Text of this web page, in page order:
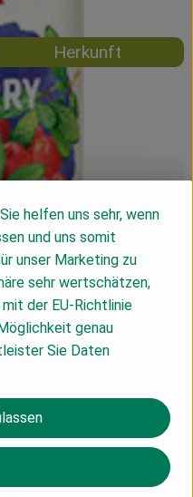
Herkunft
helfen uns sehr, wenn
und uns somit
unser Marketing zu
sehr wertschätzen,
der EU-Richtlinie
genau
Sie Daten